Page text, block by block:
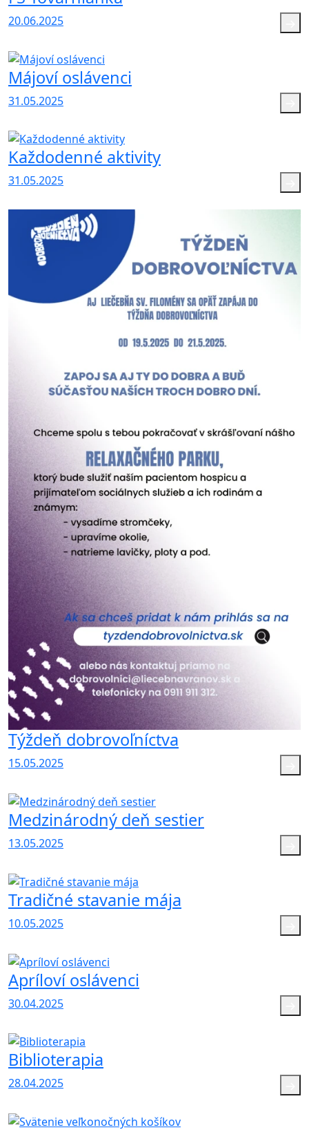
20.06.2025
Májoví oslávenci
31.05.2025
Každodenné aktivity
31.05.2025
Týždeň dobrovoľníctva
15.05.2025
Medzinárodný deň sestier
13.05.2025
Tradičné stavanie mája
10.05.2025
Apríloví oslávenci
30.04.2025
Biblioterapia
28.04.2025